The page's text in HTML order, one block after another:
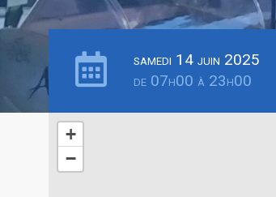
samedi 14 juin 2025
de 07h00 à 23h00
+
−